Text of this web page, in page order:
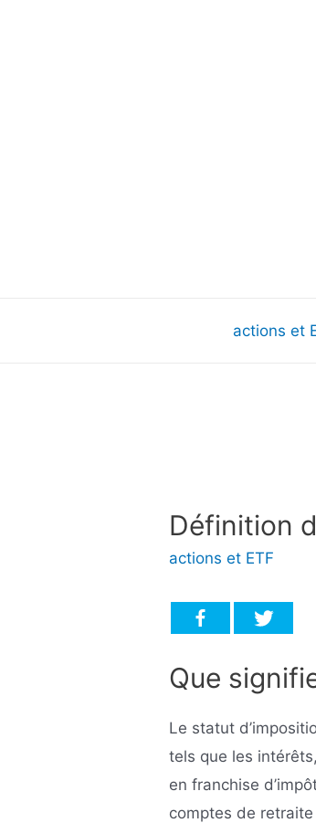
actions et
Définition
actions et ETF
Que
Le statut
tels que les
en franchise
comptes de